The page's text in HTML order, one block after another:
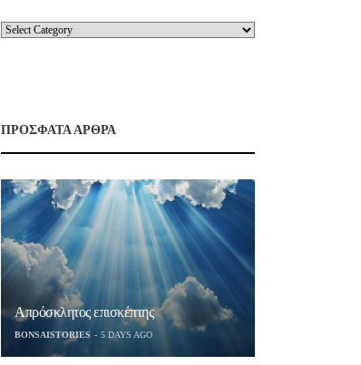
ΠΡΟΣΦΑΤΑ ΑΡΘΡΑ
Απρόσκλητος επισκέπτης
BONSAISTORIES 5 DAYS AGO